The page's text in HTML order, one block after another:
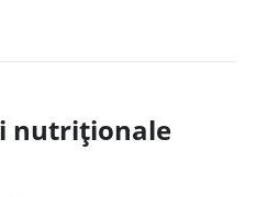
nutriționale